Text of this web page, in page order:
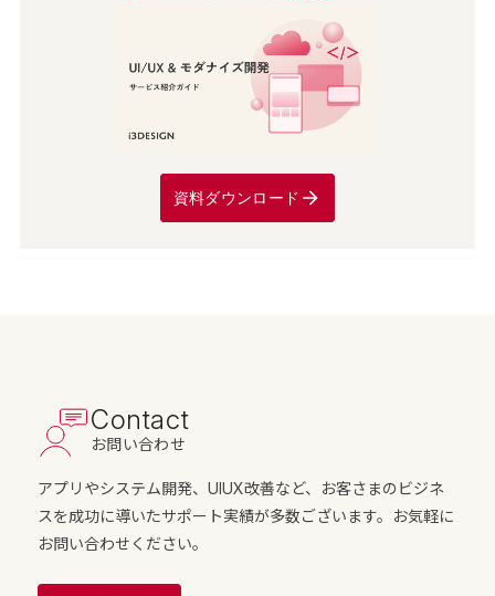
資料ダウンロード
Contact
お問い合わせ
アプリやシステム開発、UIUX改善など、お客さまのビジネ
スを成功に導いたサポート実績が多数ございます。お気軽に
お問い合わせください。